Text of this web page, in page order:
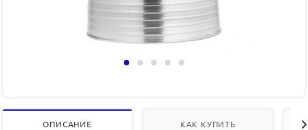
ОПИСАНИЕ КАК КУПИТЬ